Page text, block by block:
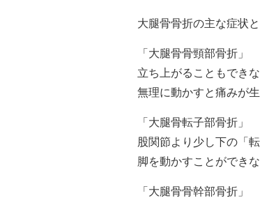
大腿骨骨折の主な症状
「大腿骨骨頸部骨折」
立ち上がることもでき
無理に動かすと痛みが生
「大腿骨転子部骨折」
股関節より少し下の「
脚を動かすことができ
「大腿骨骨幹部骨折」